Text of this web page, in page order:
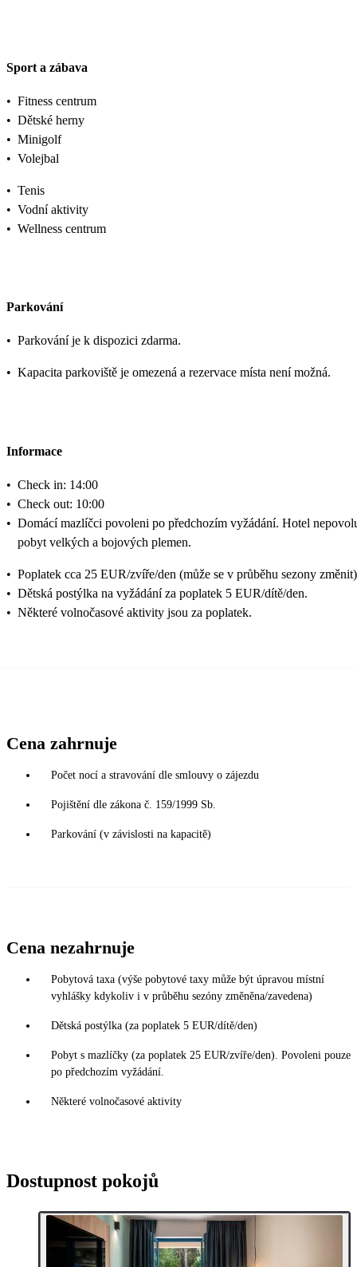
Sport a zábava
• Fitness centrum
• Dětské herny
• Minigolf
• Volejbal
• Tenis
• Vodní aktivity
• Wellness centrum
Parkování
• Parkování je k dispozici zdarma.
• Kapacita parkoviště je omezená a rezervace místa není možná.
Informace
• Check in: 14:00
• Check out: 10:00
• Domácí mazlíčci povoleni po předchozím vyžádání. Hotel
pobyt velkých a bojových plemen.
• Poplatek cca 25 EUR/zvíře/den (může se v průběhu sezony změnit)
• Dětská postýlka na vyžádání za poplatek 5 EUR/dítě/den.
• Některé volnočasové aktivity jsou za poplatek.
Cena zahrnuje
Počet nocí a stravování dle smlouvy o zájezdu
Pojištění dle zákona č. 159/1999 Sb.
Parkování (v závislosti na kapacitě)
Cena nezahrnuje
Pobytová taxa (výše pobytové taxy může být úpravou místní
vyhlášky kdykoliv i v průběhu sezóny změněna/zavedena)
Dětská postýlka (za poplatek 5 EUR/dítě/den)
Pobyt s mazlíčky (za poplatek 25 EUR/zvíře/den). Povoleni pouze
po předchozím vyžádání.
Některé volnočasové aktivity
Dostupnost pokojů